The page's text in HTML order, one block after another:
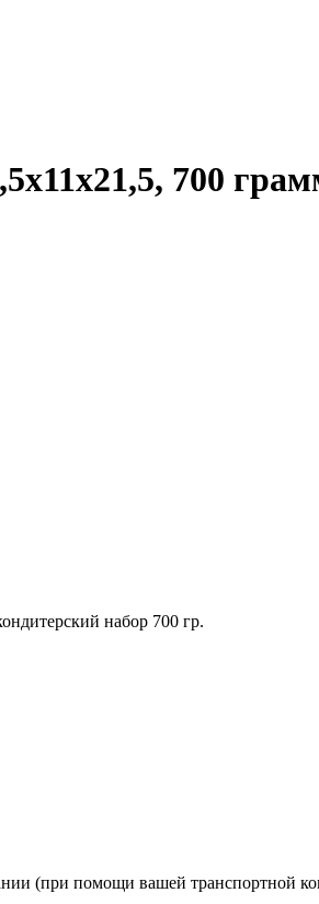
700
набор 700 гр.
(при помощи вашей транспортной